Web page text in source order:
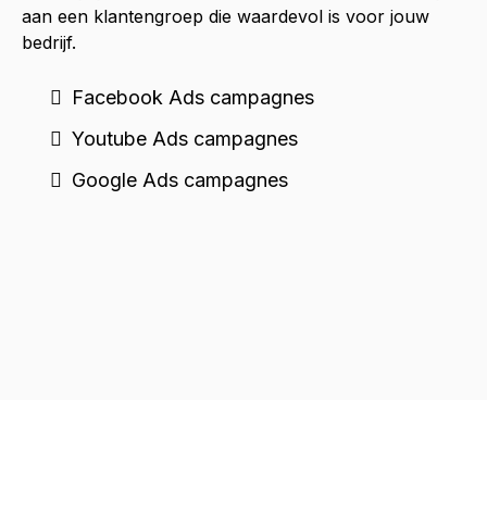
aan een klantengroep die waardevol is voor jouw
bedrijf.
Facebook Ads campagnes
Youtube Ads campagnes
Google Ads campagnes